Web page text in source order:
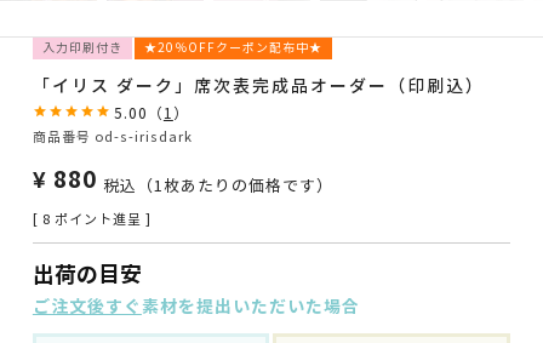
入力印刷付き ★20％OFFクーポン配布中★
「イリス ダーク」席次表完成品オーダー（印刷込）
5.00 （ 1 ）
商品番号 od-s-irisdark
¥ 880 税込 （1枚あたりの価格です）
[ 8 ポイント進呈 ]
出荷の目安
ご注文後すぐ素材を提出いただいた場合